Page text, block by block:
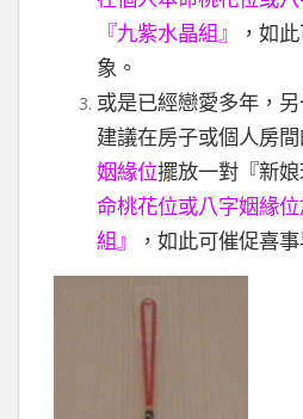
『九紫水晶組』
，如
象。
或是已經戀愛多年，
建議在房子或個人房間
姻緣位擺放一對『新娘
命桃花位或八字姻緣
組』
，如此可催促喜事